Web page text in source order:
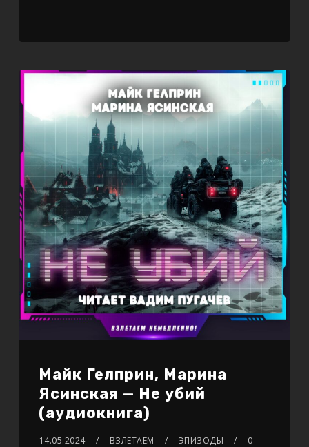
Майк Гелприн, Марина
Ясинская — Не убий
(аудиокнига)
14.05.2024 ВЗЛЕТАЕМ ЭПИЗОДЫ
0